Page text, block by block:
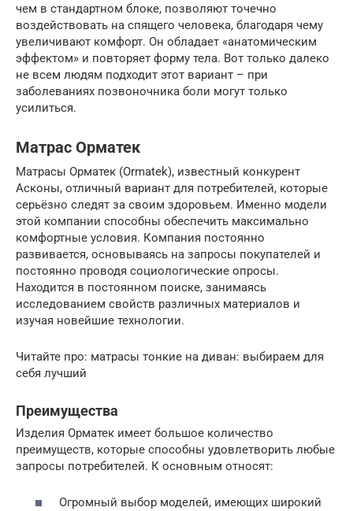
чем в стандартном блоке, позволяют точечно
воздействовать на спящего человека, благодаря чему
увеличивают комфорт. Он обладает «анатомическим
эффектом» и повторяет форму тела. Вот только далеко
не всем людям подходит этот вариант – при
заболеваниях позвоночника боли могут только
усилиться.
Матрас Орматек
Матрасы Орматек (Ormatek), известный конкурент
Асконы, отличный вариант для потребителей, которые
серьёзно следят за своим здоровьем. Именно модели
этой компании способны обеспечить максимально
комфортные условия. Компания постоянно
развивается, основываясь на запросы покупателей и
постоянно проводя социологические опросы.
Находится в постоянном поиске, занимаясь
исследованием свойств различных материалов и
изучая новейшие технологии.
Читайте про: матрасы тонкие на диван: выбираем для
себя лучший
Преимущества
Изделия Орматек имеет большое количество
преимуществ, которые способны удовлетворить любые
запросы потребителей. К основным относят:
Огромный выбор моделей, имеющих широкий